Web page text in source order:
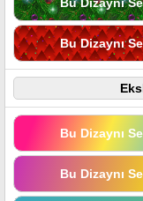
Bu Dizaynı
Bu Dizaynı
Bu Dizaynı